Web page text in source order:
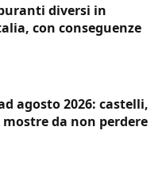
diversi in
con conseguenze
agosto 2026: castelli,
da non perdere